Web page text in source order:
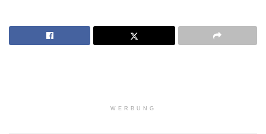
WERBUNG